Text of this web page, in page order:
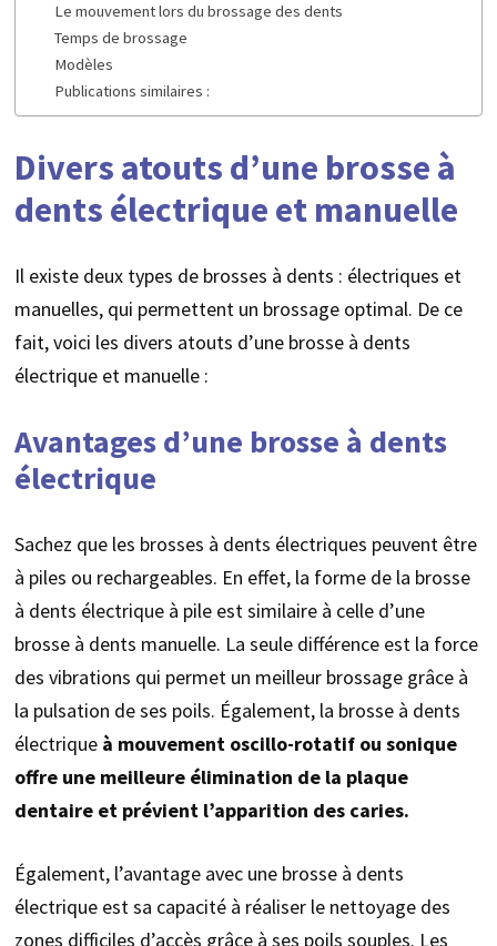
Le mouvement lors du brossage des dents
Temps de brossage
Modèles
Publications similaires :
Divers atouts d’une brosse à
dents électrique et manuelle
Il existe deux types de brosses à dents : électriques et
manuelles, qui permettent un brossage optimal. De ce
fait, voici les divers atouts d’une brosse à dents
électrique et manuelle :
Avantages d’une brosse à dents
électrique
Sachez que les brosses à dents électriques peuvent être
à piles ou rechargeables. En effet, la forme de la brosse
à dents électrique à pile est similaire à celle d’une
brosse à dents manuelle. La seule différence est la force
des vibrations qui permet un meilleur brossage grâce à
la pulsation de ses poils. Également, la brosse à dents
électrique à mouvement oscillo-rotatif ou sonique
offre une meilleure élimination de la plaque
dentaire et prévient l’apparition des caries.
Également, l’avantage avec une brosse à dents
électrique est sa capacité à réaliser le nettoyage des
zones difficiles d’accès grâce à ses poils souples. Les